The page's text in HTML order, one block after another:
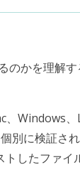
のかを理解
Windows、
別に検証さ
したファイ